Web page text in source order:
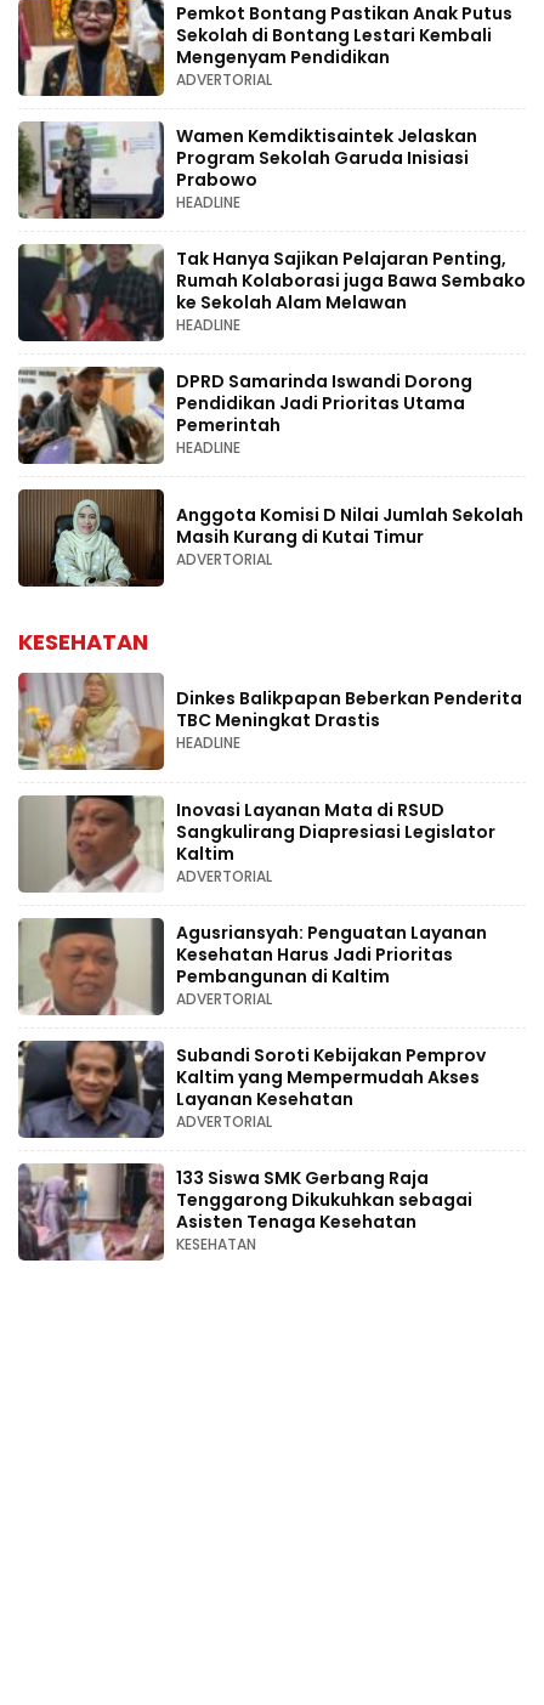
Pemkot Bontang Pastikan Anak Putus
Sekolah di Bontang Lestari Kembali
Mengenyam Pendidikan
ADVERTORIAL
Wamen Kemdiktisaintek Jelaskan
Program Sekolah Garuda Inisiasi
Prabowo
HEADLINE
Tak Hanya Sajikan Pelajaran Penting,
Rumah Kolaborasi juga Bawa Sembako
ke Sekolah Alam Melawan
HEADLINE
DPRD Samarinda Iswandi Dorong
Pendidikan Jadi Prioritas Utama
Pemerintah
HEADLINE
Anggota Komisi D Nilai Jumlah Sekolah
Masih Kurang di Kutai Timur
ADVERTORIAL
KESEHATAN
Dinkes Balikpapan Beberkan Penderita
TBC Meningkat Drastis
HEADLINE
Inovasi Layanan Mata di RSUD
Sangkulirang Diapresiasi Legislator
Kaltim
ADVERTORIAL
Agusriansyah: Penguatan Layanan
Kesehatan Harus Jadi Prioritas
Pembangunan di Kaltim
ADVERTORIAL
Subandi Soroti Kebijakan Pemprov
Kaltim yang Mempermudah Akses
Layanan Kesehatan
ADVERTORIAL
133 Siswa SMK Gerbang Raja
Tenggarong Dikukuhkan sebagai
Asisten Tenaga Kesehatan
KESEHATAN